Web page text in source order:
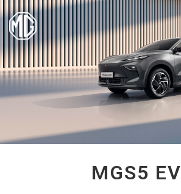
MGS5 EV